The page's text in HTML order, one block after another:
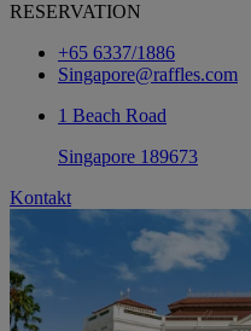
RESERVATION
+65 6337/1886
Singapore@raffles.com
1 Beach Road
Singapore 189673
Kontakt